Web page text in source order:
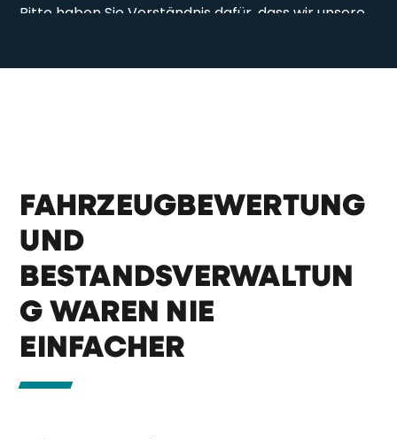
FAHRZEUGBEWERTUNG
UND
BESTANDSVERWALTUN
G WAREN NIE
EINFACHER